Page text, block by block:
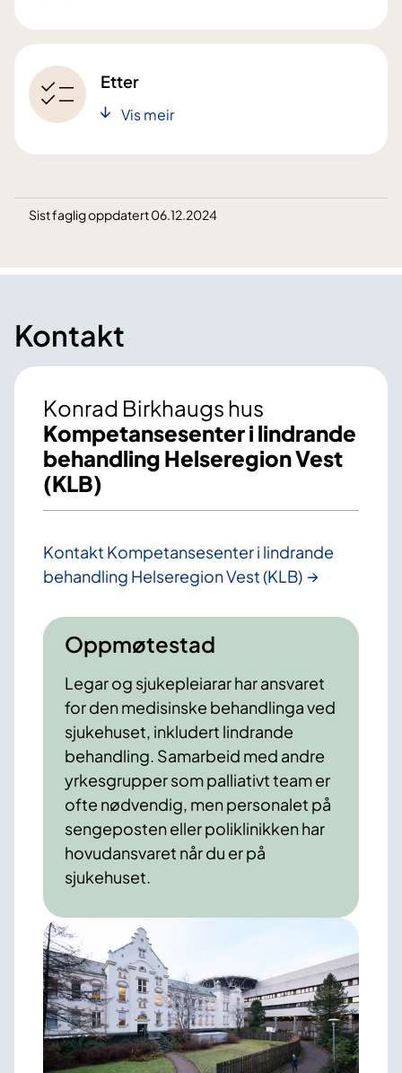
Etter
Vis meir
Sist faglig oppdatert 06.12.2024
Kontakt
Konrad Birkhaugs hus
Kompetansesenter i lindrande
behandling Helseregion Vest
(KLB)
Kontakt Kompetansesenter i lindrande
behandling Helseregion Vest (KLB)
Oppmøtestad
Legar og sjukepleiarar har ansvaret
for den medisinske behandlinga ved
sjukehuset, inkludert lindrande
behandling. Samarbeid med andre
yrkesgrupper som palliativt team er
ofte nødvendig, men personalet på
sengeposten eller poliklinikken har
hovudansvaret når du er på
sjukehuset.